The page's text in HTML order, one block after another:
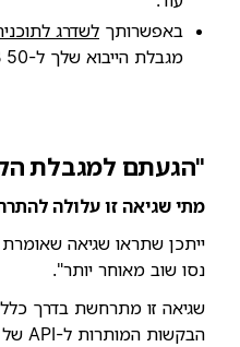
באפשרותך לשדרג
מגבלת הייבוא שלך ל-50 MB.
"הגעתם למגבלת
מתי שגיאה זו עלולה
ייתכן שתראו שגיאה
נסו שוב מאוחר יותר".
שגיאה זו מתרחשת בדרך